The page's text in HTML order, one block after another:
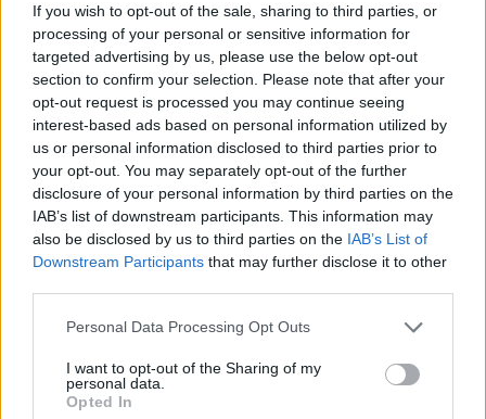
If you wish to opt-out of the sale, sharing to third parties, or
processing of your personal or sensitive information for
targeted advertising by us, please use the below opt-out
section to confirm your selection. Please note that after your
opt-out request is processed you may continue seeing
interest-based ads based on personal information utilized by
us or personal information disclosed to third parties prior to
your opt-out. You may separately opt-out of the further
disclosure of your personal information by third parties on the
IAB’s list of downstream participants. This information may
also be disclosed by us to third parties on the IAB’s List of
Downstream Participants that may further disclose it to other
Personal Data Processing Opt Outs
I want to opt-out of the Sharing of my
personal data.
Opted In
Badlyyga
Diana
Ben3k
Viego
Ariana
Seraphine
Dawidsonek
Viktor
Adison
Aphelios
Damkex
Jinx
Slipper
Rakan
uden
Nautilus
W 9. minucie Dżentelmeni chcieli zanurkować pod dolną
wieżą rywali. Tam doszło jednak do tragedii i padła nie
zgarnęła dwie elminacje więcej i leśnik tej ekipy mógł
się cieszyć całkiem pokaźną przewagą. Drużyna z